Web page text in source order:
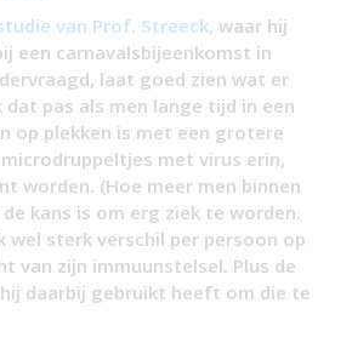
van Prof. Streeck, waar hij
een carnavalsbijeenkomst in
laat goed zien wat er
pas als men lange tijd in een
op plekken is met een grotere
met virus erin,
worden. (Hoe meer men binnen
kans is om erg ziek te worden.
wel sterk verschil per persoon op
van zijn immuunstelsel. Plus de
daarbij gebruikt heeft om die te